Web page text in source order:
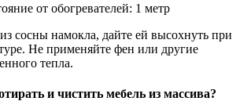
от обогревателей: 1 метр
сосны намокла, дайте ей высохнуть при
Не применяйте фен или другие
тепла.
и чистить мебель из массива?